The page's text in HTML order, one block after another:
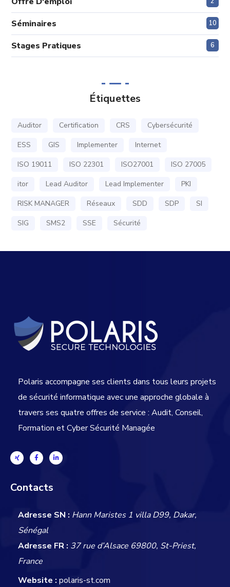
Séminaires 10
Stages Pratiques 6
Étiquettes
Auditor Certification CRS
Cybersécurité
ESS
GIS Implementer
Internet
ISO 19011
ISO 22301 ISO27001
ISO 27005
itor
Lead Auditor Lead Implementer
PKI
RISK MANAGER
Réseaux SDD SDP
SI
SIG
SMS2 SSE Sécurité
Polaris accompagne ses clients dans tous leurs projets
de sécurité informatique avec une approche globale à
travers ses quatre offres de service : Audit, Conseil,
Formation et Cyber Sécurité Managée
Contacts
Adresse SN : Hann Maristes 1 villa D99, Dakar,
Sénégal
Adresse FR : 37 rue d’Alsace 69800, St-Priest,
France
Website : polaris-st.com